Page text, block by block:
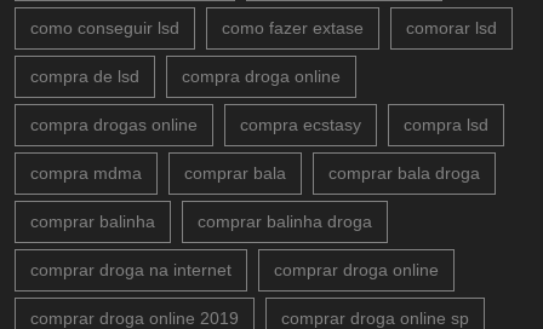
como conseguir lsd como fazer extase comorar lsd
compra de lsd compra droga online
compra drogas online compra ecstasy compra lsd
compra mdma comprar bala comprar bala droga
comprar balinha comprar balinha droga
comprar droga na internet comprar droga online
comprar droga online 2019 comprar droga online sp